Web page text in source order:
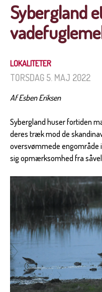
Sybergland
LOKALITETER
TORSDAG 5. MAJ 2022
Af Esben Eriksen
Sybergland huser fortiden
deres træk mod de
oversvømmede
sig opmærksomhed fra